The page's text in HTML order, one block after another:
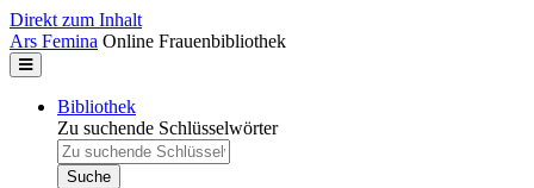
Direkt zum Inhalt
Ars Femina Online Frauenbibliothek
Bibliothek
Zu suchende Schlüsselwörter